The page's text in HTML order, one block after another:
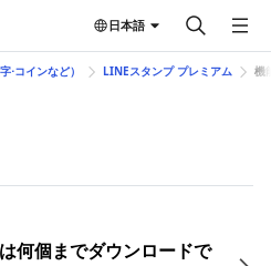
日本語
⋅コインなど） LINEスタンプ プレミアム 機
何個までダウンロードで